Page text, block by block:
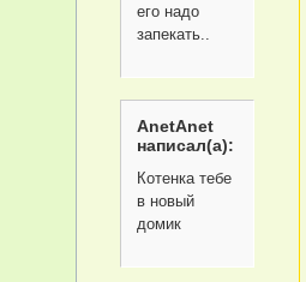
его надо
запекать..
AnetAnet
написал(а):
Котенка тебе
в новый
домик